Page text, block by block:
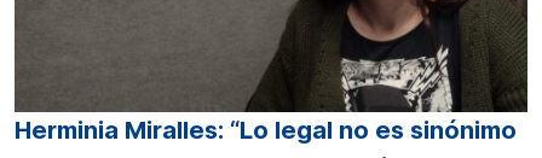
Herminia Miralles: “Lo legal no es sinónimo